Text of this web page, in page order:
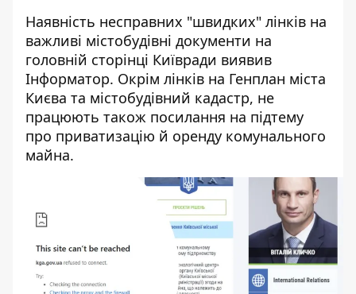
Наявність несправних "швидких" лінків на
важливі містобудівні документи на
головній сторінці Київради виявив
Інформатор. Окрім лінків на Генплан міста
Києва та містобудівний кадастр, не
працюють також посилання на підтему
про приватизацію й оренду комунального
майна.